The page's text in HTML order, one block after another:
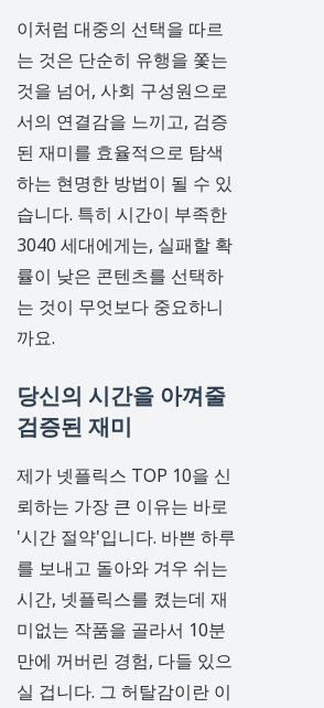
이처럼 대중의 선택을 따르
는 것은 단순히 유행을 쫓는
것을 넘어, 사회 구성원으로
서의 연결감을 느끼고, 검증
된 재미를 효율적으로 탐색
하는 현명한 방법이 될 수 있
습니다. 특히 시간이 부족한
3040 세대에게는, 실패할 확
률이 낮은 콘텐츠를 선택하
는 것이 무엇보다 중요하니
까요.
당신의 시간을 아껴줄
검증된 재미
제가 넷플릭스 TOP 10을 신
뢰하는 가장 큰 이유는 바로
'시간 절약'입니다. 바쁜 하루
를 보내고 돌아와 겨우 쉬는
시간, 넷플릭스를 켰는데 재
미없는 작품을 골라서 10분
만에 꺼버린 경험, 다들 있으
실 겁니다. 그 허탈감이란 이